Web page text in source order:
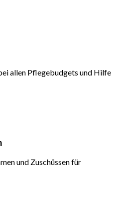
allen Pflegebudgets und Hilfe
und Zuschüssen für